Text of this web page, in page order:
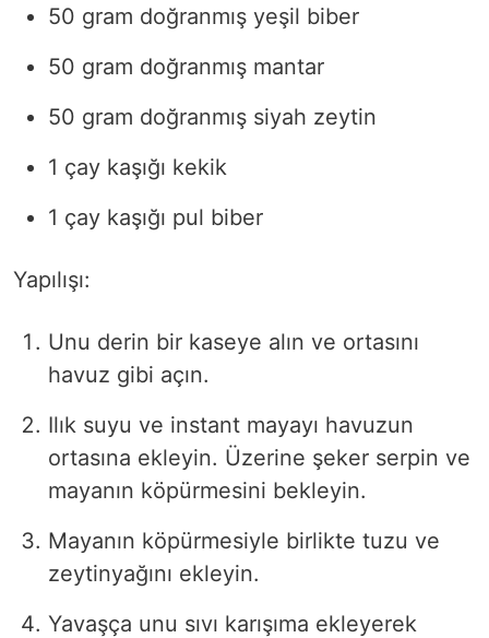
50 gram doğranmış yeşil biber
50 gram doğranmış mantar
50 gram doğranmış siyah zeytin
1 çay kaşığı kekik
1 çay kaşığı pul biber
Yapılışı:
Unu derin bir kaseye alın ve ortasını
havuz gibi açın.
Ilık suyu ve instant mayayı havuzun
ortasına ekleyin. Üzerine şeker serpin ve
mayanın köpürmesini bekleyin.
Mayanın köpürmesiyle birlikte tuzu ve
zeytinyağını ekleyin.
Yavaşça unu sıvı karışıma ekleyerek